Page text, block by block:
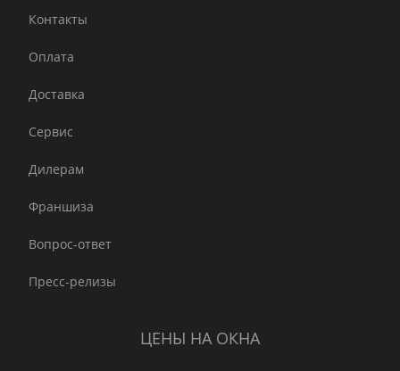
Контакты
Оплата
Доставка
Сервис
Дилерам
Франшиза
Вопрос-ответ
Пресс-релизы
ЦЕНЫ НА ОКНА